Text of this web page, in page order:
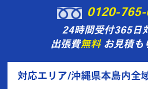
0120-
24時間受付365日
出張費無料お見積も
対応エリア/沖縄県本島内全